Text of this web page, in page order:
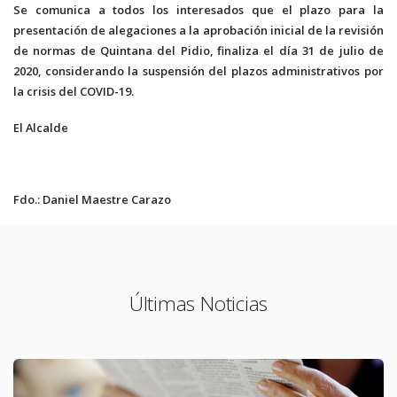
Se comunica a todos los interesados que el plazo para la
presentación de alegaciones a la aprobación inicial de la revisión
de normas de Quintana del Pidio, finaliza el día 31 de julio de
2020, considerando la suspensión del plazos administrativos por
la crisis del COVID-19.
El Alcalde
Fdo.: Daniel Maestre Carazo
Últimas Noticias